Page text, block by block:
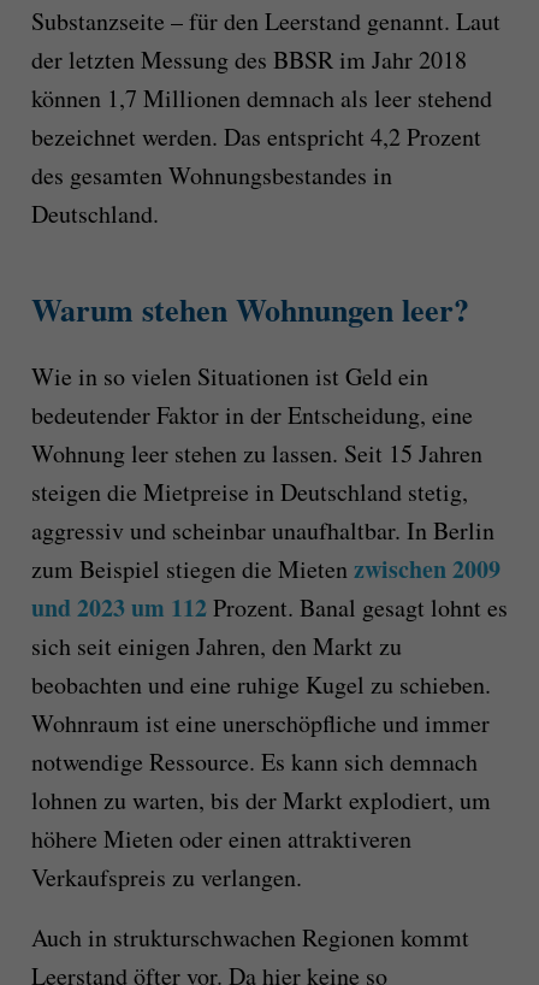
Substanzseite – für den Leerstand genannt. Laut
der letzten Messung des BBSR im Jahr 2018
können 1,7 Millionen demnach als leer stehend
bezeichnet werden. Das entspricht 4,2 Prozent
des gesamten Wohnungsbestandes in
Deutschland.
Warum stehen Wohnungen leer?
Wie in so vielen Situationen ist Geld ein
bedeutender Faktor in der Entscheidung, eine
Wohnung leer stehen zu lassen. Seit 15 Jahren
steigen die Mietpreise in Deutschland stetig,
aggressiv und scheinbar unaufhaltbar. In Berlin
zum Beispiel stiegen die Mietenzwischen 2009
und 2023 um 112Prozent. Banal gesagt lohnt es
sich seit einigen Jahren, den Markt zu
beobachten und eine ruhige Kugel zu schieben.
Wohnraum ist eine unerschöpfliche und immer
notwendige Ressource. Es kann sich demnach
lohnen zu warten, bis der Markt explodiert, um
höhere Mieten oder einen attraktiveren
Verkaufspreis zu verlangen.
Auch in strukturschwachen Regionen kommt
Leerstand öfter vor. Da hier keine so